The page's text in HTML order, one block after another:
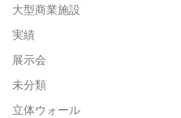
大型商業施設
実績
展示会
未分類
立体ウォール